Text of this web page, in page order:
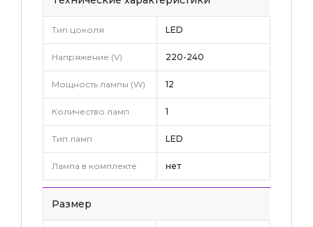
Тип цоколя LED
Напряжение (V) 220-240
Мощность лампы (W) 12
Количество ламп 1
Тип ламп LED
Лампа в комплекте нет
Pазмер